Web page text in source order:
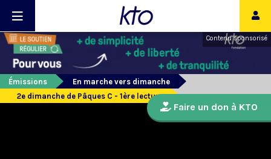
Contenu sponsorisé
Émissions
En marche vers dimanche
2e dimanche de Pâques C - 1ère lecture
Faire un don à KTO